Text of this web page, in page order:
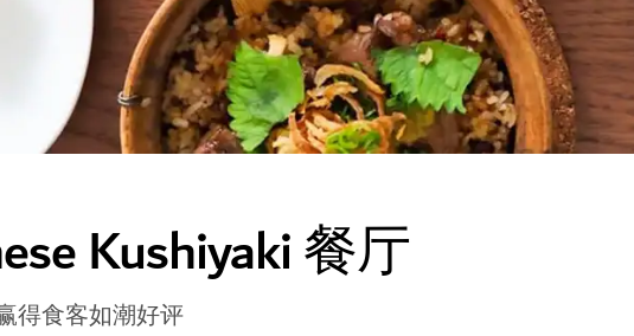
Kushiyaki 餐厅
得食客如潮好评